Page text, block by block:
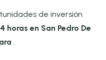
de inversión
horas en San Pedro De